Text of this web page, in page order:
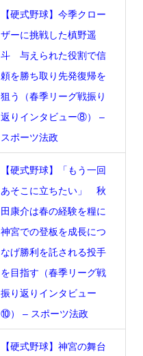
【硬式野球】今季クロー
ザーに挑戦した槙野遥
斗 与えられた役割で信
頼を勝ち取り先発復帰を
狙う（春季リーグ戦振り
返りインタビュー⑧） –
スポーツ法政
【硬式野球】「もう一回
あそこに立ちたい」 秋
田康介は春の経験を糧に
神宮での登板を成長につ
なげ勝利を託される投手
を目指す（春季リーグ戦
振り返りインタビュー
⑩） – スポーツ法政
【硬式野球】神宮の舞台